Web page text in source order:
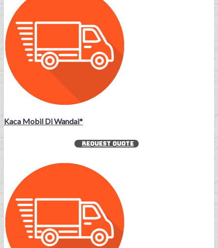
Kaca Mobil Di Wandai*
REQUEST QUOTE